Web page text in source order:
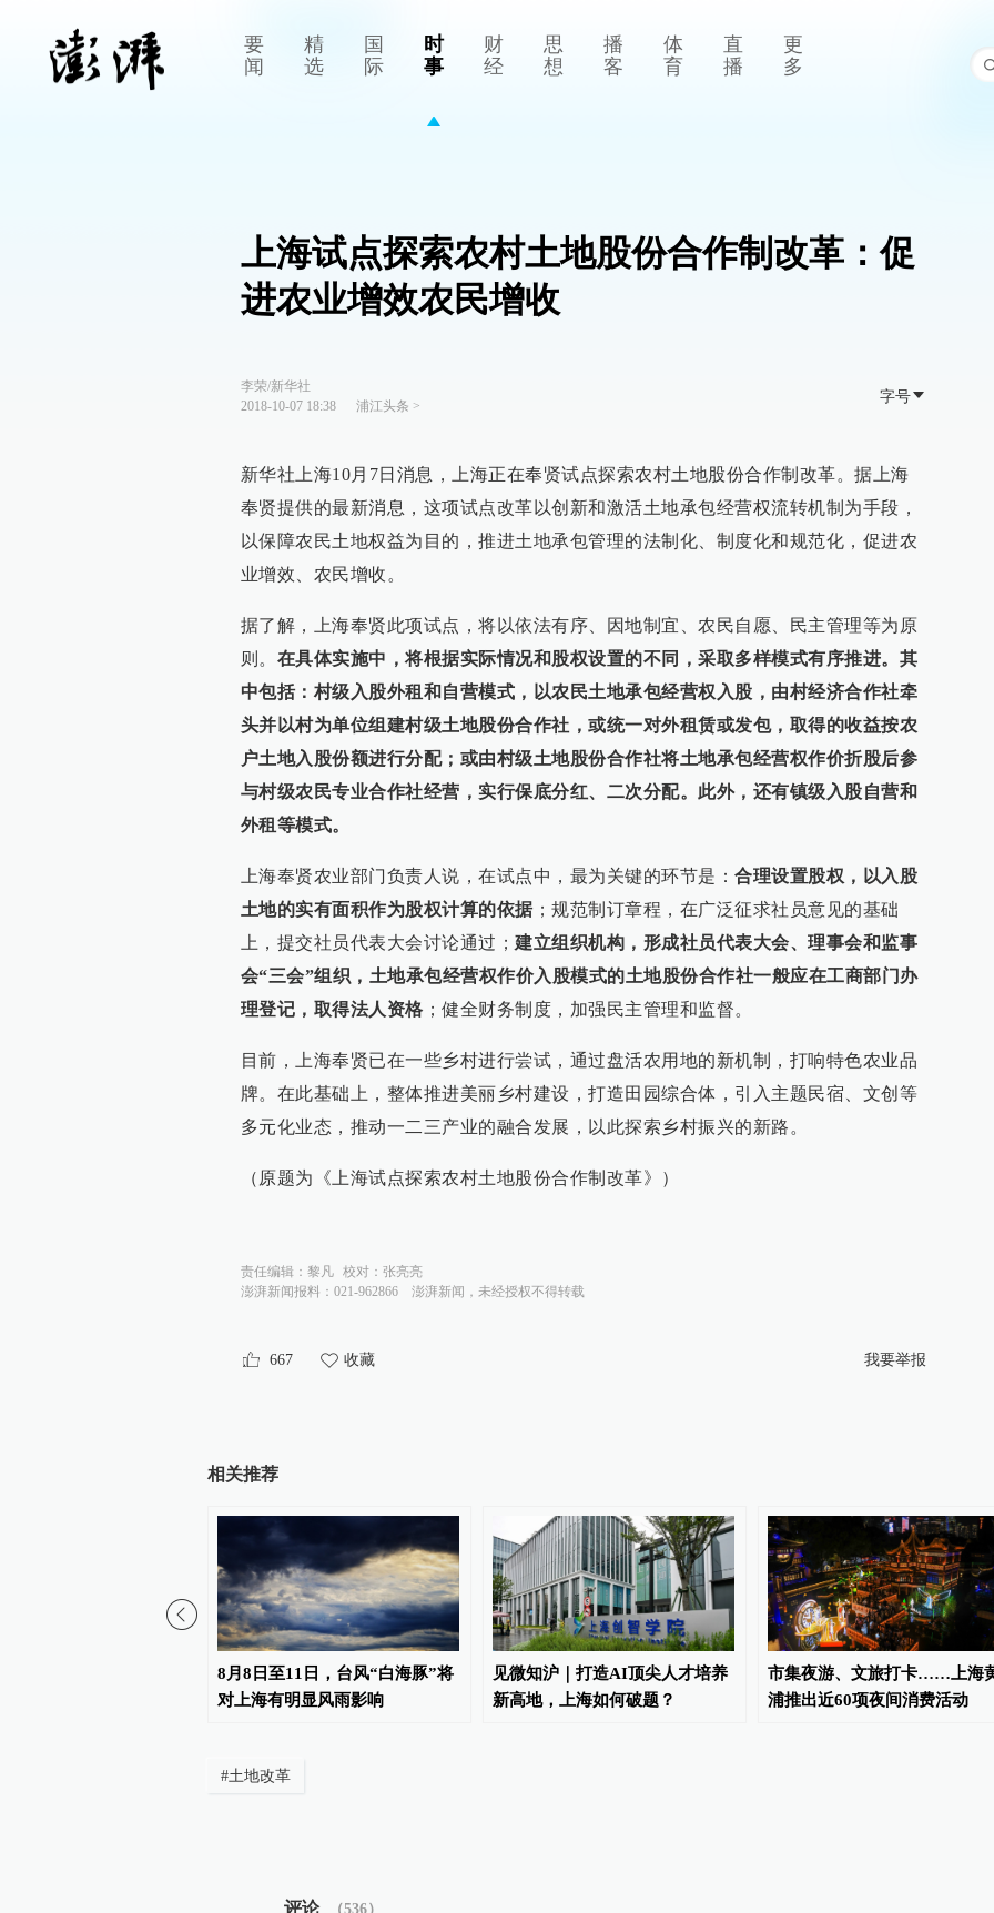
要
闻
精
选
国
际
时
事
财
经
思
想
播
客
体
育
直
播
更
多
上海试点探索农村土地股份合作制改革：促
进农业增效农民增收
李荣/新华社
2018-10-07 18:38
浦江头条 >
字号
新华社上海10月7日消息，上海正在奉贤试点探索农村土地股份合作制改革。据上海
奉贤提供的最新消息，这项试点改革以创新和激活土地承包经营权流转机制为手段，
以保障农民土地权益为目的，推进土地承包管理的法制化、制度化和规范化，促进农
业增效、农民增收。
据了解，上海奉贤此项试点，将以依法有序、因地制宜、农民自愿、民主管理等为原
则。 在具体实施中，将根据实际情况和股权设置的不同，采取多样模式有序推进。其
中包括：村级入股外租和自营模式，以农民土地承包经营权入股，由村经济合作社牵
头并以村为单位组建村级土地股份合作社，或统一对外租赁或发包，取得的收益按农
户土地入股份额进行分配；或由村级土地股份合作社将土地承包经营权作价折股后参
与村级农民专业合作社经营，实行保底分红、二次分配。此外，还有镇级入股自营和
外租等模式。
上海奉贤农业部门负责人说，在试点中，最为关键的环节是： 合理设置股权，以入股
土地的实有面积作为股权计算的依据；规范制订章程，在广泛征求社员意见的基础
上，提交社员代表大会讨论通过； 建立组织机构，形成社员代表大会、理事会和监事
会“三会”组织，土地承包经营权作价入股模式的土地股份合作社一般应在工商部门办
理登记，取得法人资格 ；健全财务制度，加强民主管理和监督。
目前，上海奉贤已在一些乡村进行尝试，通过盘活农用地的新机制，打响特色农业品
牌。在此基础上，整体推进美丽乡村建设，打造田园综合体，引入主题民宿、文创等
多元化业态，推动一二三产业的融合发展，以此探索乡村振兴的新路。
（原题为《上海试点探索农村土地股份合作制改革》）
责任编辑： 黎凡 校对： 张亮亮
澎湃新闻报料：021-962866
澎湃新闻，未经授权不得转载
667 收藏 我要举报
相关推荐
8月8日至11日，台风“白海豚”将
对上海有明显风雨影响
见微知沪｜打造AI顶尖人才培养
新高地，上海如何破题？
市集夜游、文旅打卡……上海
浦推出近60项夜间消费活动
#土地改革
评论 （536）